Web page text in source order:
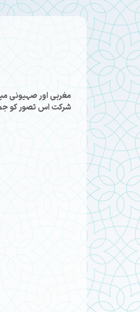
مغربی اور صہیونی
شرکت اس تصور کو